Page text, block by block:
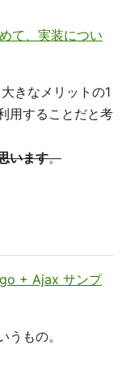
て、実装につい
きなメリットの1
用することだと考
います。
+ Ajax サンプ
もの。